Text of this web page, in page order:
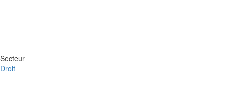
Secteur
Droit